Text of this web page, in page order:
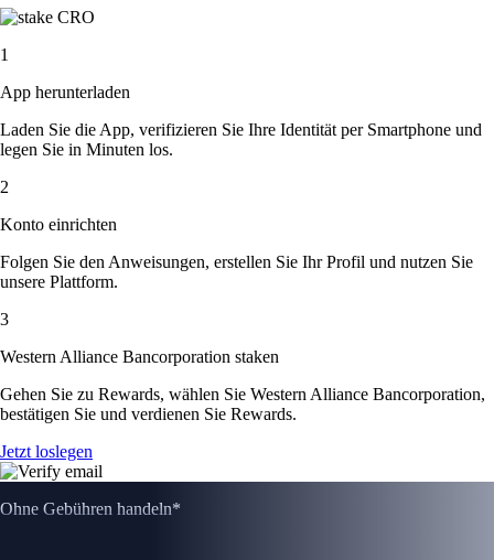
1
App herunterladen
Laden Sie die App, verifizieren Sie Ihre Identität per Smartphone und
legen Sie in Minuten los.
2
Konto einrichten
Folgen Sie den Anweisungen, erstellen Sie Ihr Profil und nutzen Sie
unsere Plattform.
3
Western Alliance Bancorporation staken
Gehen Sie zu Rewards, wählen Sie Western Alliance Bancorporation,
bestätigen Sie und verdienen Sie Rewards.
Jetzt loslegen
Ohne Gebühren handeln*